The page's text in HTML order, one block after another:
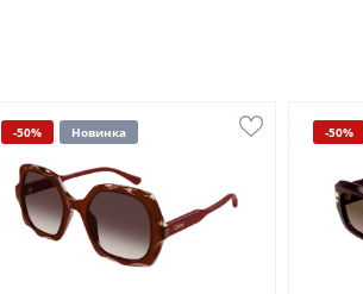
-50% Новинка -50%